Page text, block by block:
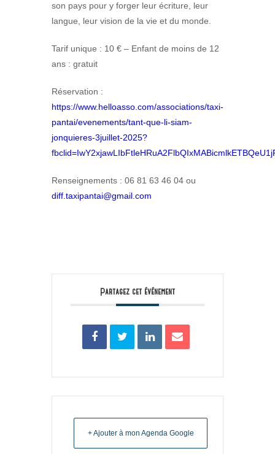
son pays pour y forger leur écriture, leur
langue, leur vision de la vie et du monde.
Tarif unique : 10 € – Enfant de moins de 12
ans : gratuit
Réservation :
https://www.helloasso.com/associations/taxi-
pantai/evenements/tant-que-li-siam-
jonquieres-3juillet-2025?
Renseignements : 06 81 63 46 04 ou
diff.taxipantai@gmail.com
Partagez cet événement
+ Ajouter à mon Agenda Google